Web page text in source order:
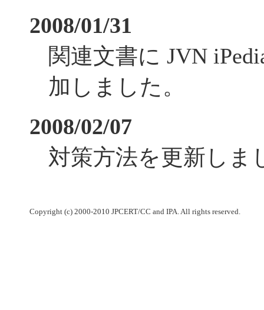
2008/01/31
関連文書に JVN
加しました。
2008/02/07
対策方法を更新しま
Copyright (c) 2000-2010 JPCERT/CC and IPA. All rights reserved.